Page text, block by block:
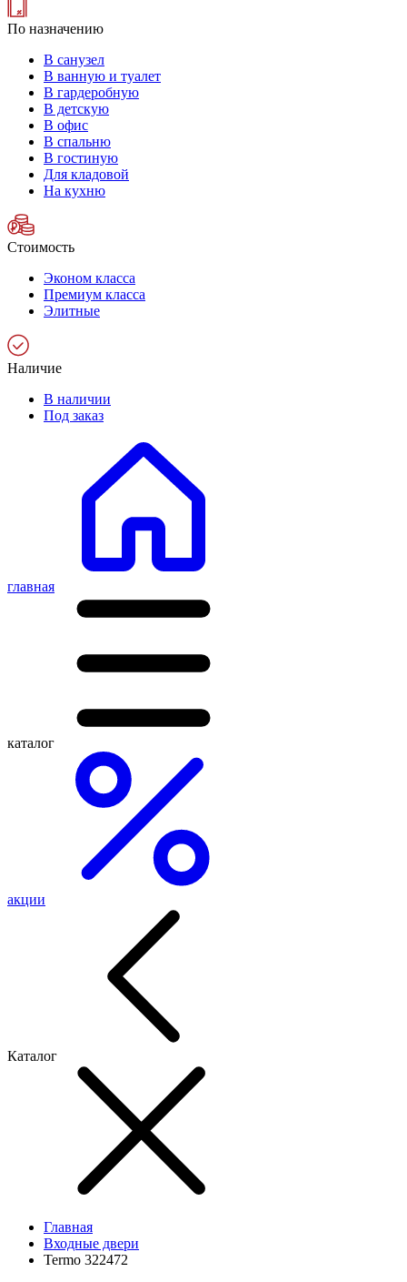
По назначению
В санузел
В ванную и туалет
В гардеробную
В детскую
В офис
В спальню
В гостиную
Для кладовой
На кухню
Стоимость
Эконом класса
Премиум класса
Элитные
Наличие
В наличии
Под заказ
главная
каталог
акции
Каталог
Главная
Входные двери
Termo 322472